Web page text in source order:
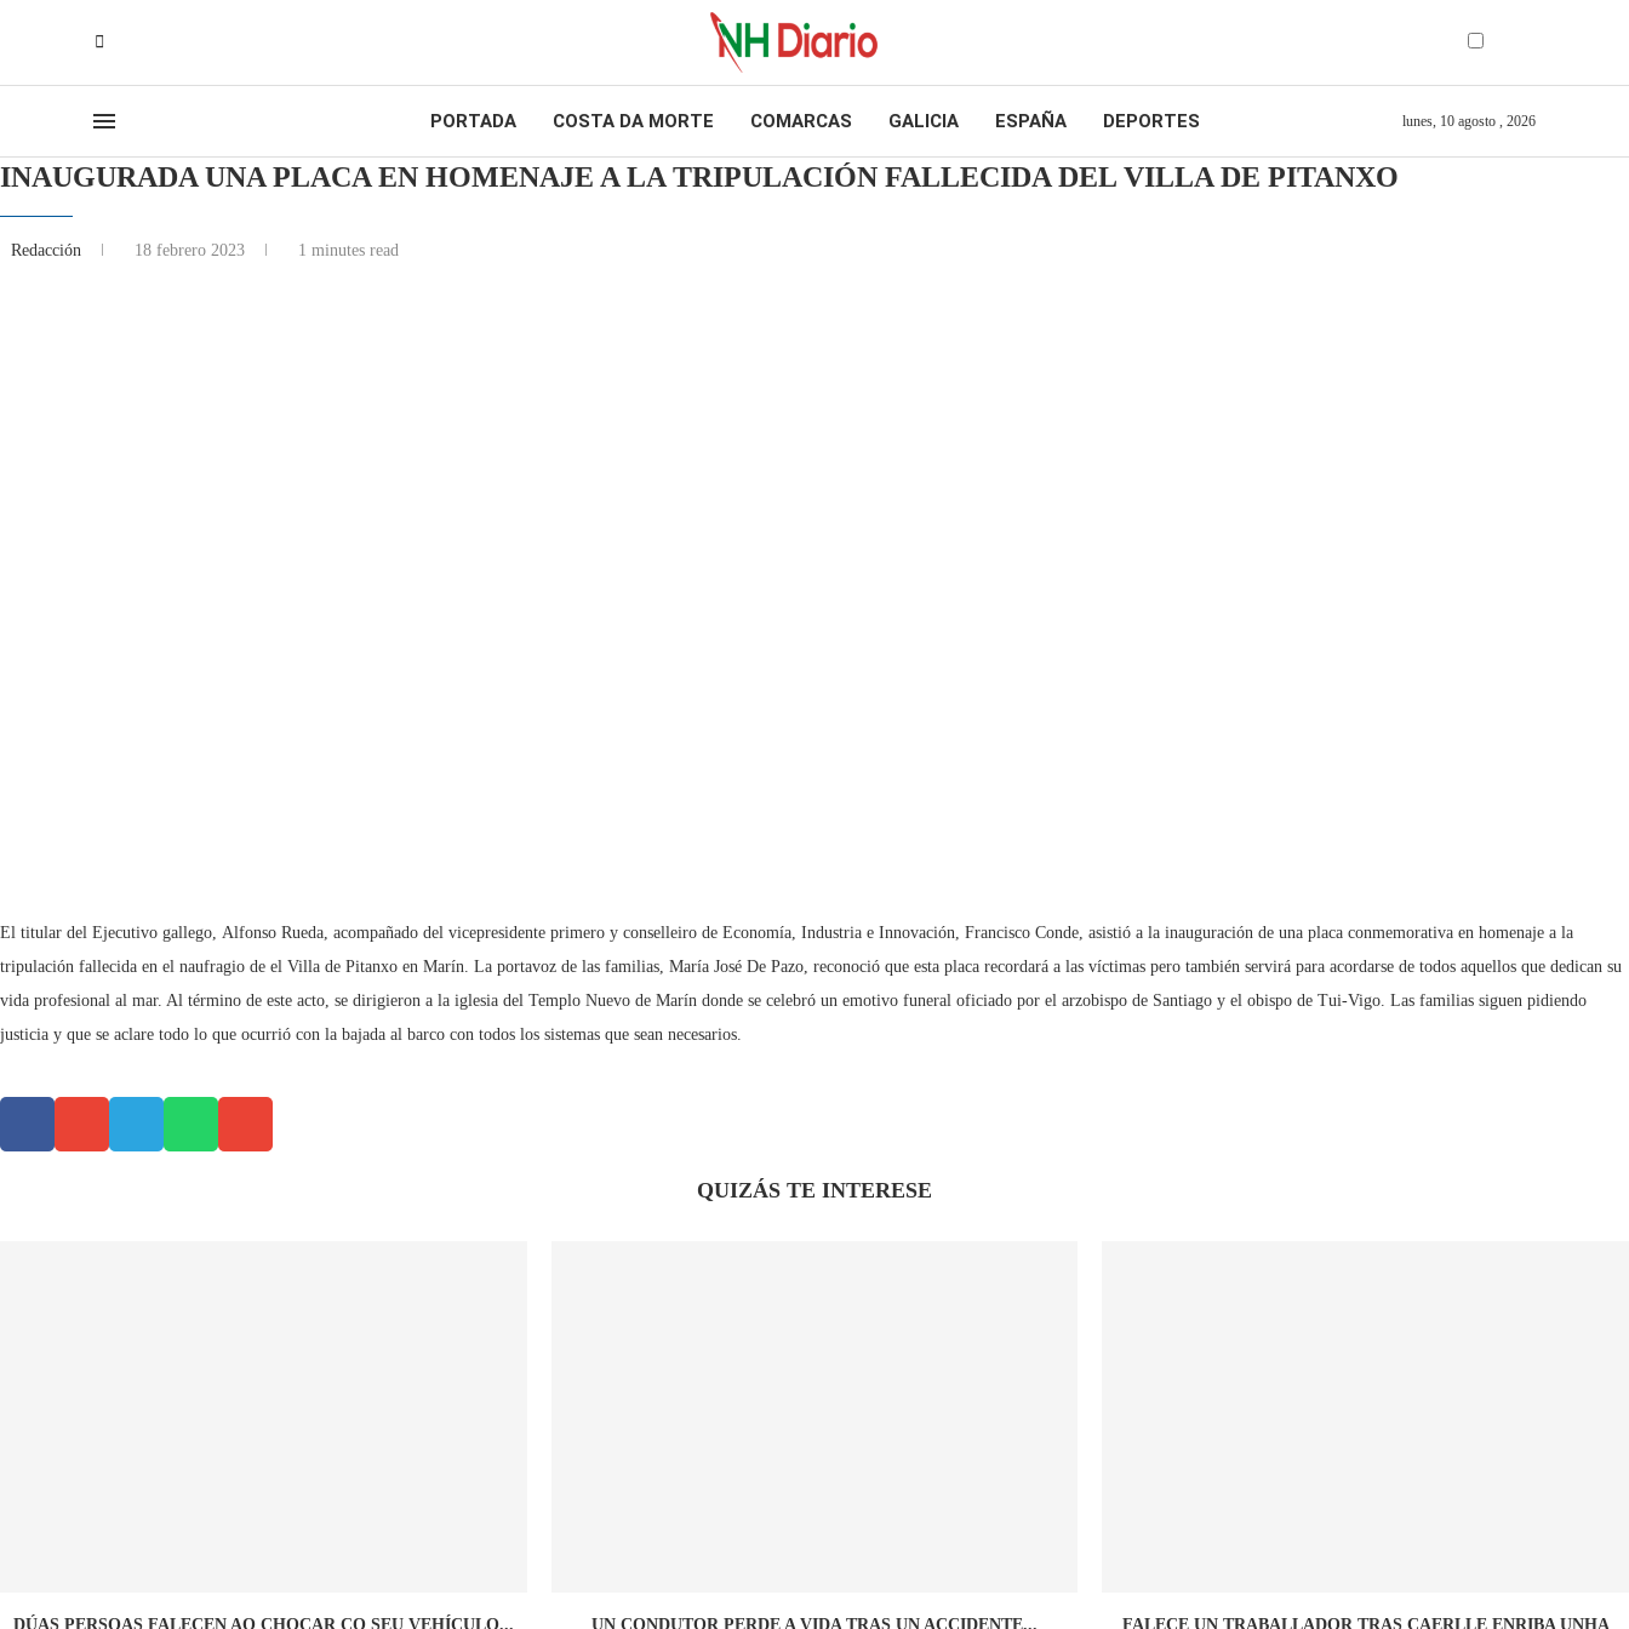
PORTADA COSTA DA MORTE COMARCAS GALICIA ESPAÑA DEPORTES lunes, 10 agosto , 2026
INAUGURADA UNA PLACA EN HOMENAJE A LA TRIPULACIÓN FALLECIDA DEL VILLA DE PITANXO
Redacción 18 febrero 2023 1 minutes read
El titular del Ejecutivo gallego, Alfonso Rueda, acompañado del vicepresidente primero y conselleiro de Economía, Industria e Innovación, Francisco Conde, asistió a la inauguración de una placa conmemorativa en homenaje a la
tripulación fallecida en el naufragio de el Villa de Pitanxo en Marín. La portavoz de las familias, María José De Pazo, reconoció que esta placa recordará a las víctimas pero también servirá para acordarse de todos aquellos que dedican su
vida profesional al mar. Al término de este acto, se dirigieron a la iglesia del Templo Nuevo de Marín donde se celebró un emotivo funeral oficiado por el arzobispo de Santiago y el obispo de Tui-Vigo. Las familias siguen pidiendo
justicia y que se aclare todo lo que ocurrió con la bajada al barco con todos los sistemas que sean necesarios.
QUIZÁS TE INTERESE
DÚAS PERSOAS FALECEN AO CHOCAR CO SEU VEHÍCULO... UN CONDUTOR PERDE A VIDA TRAS UN ACCIDENTE... FALECE UN TRABALLADOR TRAS CAERLLE ENRIBA UNHA